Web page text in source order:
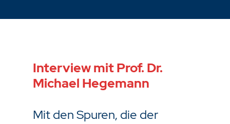
Interview mit Prof. Dr.
Michael Hegemann
Mit den Spuren, die der